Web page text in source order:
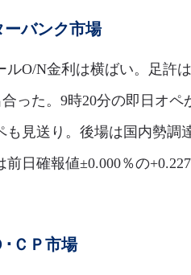
ーバンク市場
O/N金利は横ばい。足許
合った。9時20分の即日オ
も見送り。後場は国内勢調
日確報値±0.000％の
･ＣＰ市場